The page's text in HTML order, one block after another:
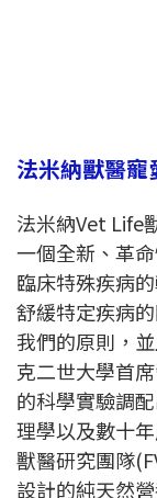
法米納獸醫寵
法米納Vet Life
一個全新、革
臨床特殊疾病
舒緩特定疾病
我們的原則，
克二世大學首
的科學實驗調
理學以及數十
獸醫研究團隊
設計的純天然